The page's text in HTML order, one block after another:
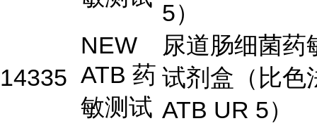
5）
14335
NEW
ATB 药
敏测试
尿道肠细菌药
试剂盒（比色
ATB UR 5）